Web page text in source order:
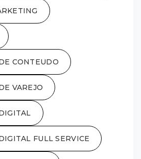
CONTEUDO
VAREJO
FULL SERVICE